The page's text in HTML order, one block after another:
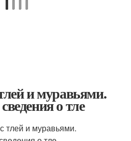
и муравьями.
о тле